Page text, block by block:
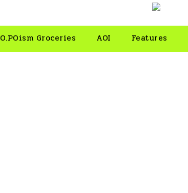
O.POism Groceries AOI Features